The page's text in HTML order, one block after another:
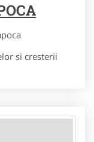
si cresterii